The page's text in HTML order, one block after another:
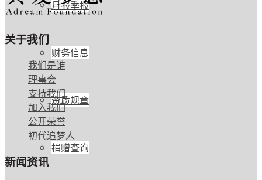
月报季报
财务信息
资质规章
捐赠查询
关于我们
我们是谁
理事会
支持我们
加入我们
公开荣誉
初代追梦人
新闻资讯